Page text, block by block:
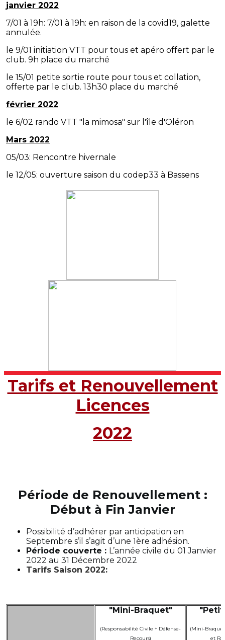
janvier 2022
7/01 à 19h: 7/01 à 19h: en raison de la covid19, galette
annulée.
le 9/01 initiation VTT pour tous et apéro offert par le
club. 9h place du marché
le 15/01 petite sortie route pour tous et collation,
offerte par le club. 13h30 place du marché
février 2022
le 6/02 rando VTT "la mimosa" sur l'île d'Oléron
Mars 2022
05/03: Rencontre hivernale
le 12/05: ouverture saison du codep33 à Bassens
Tarifs et Renouvellement
Licences
2022
Période de Renouvellement :
Début à Fin Janvier
Possibilité d’adhérer par anticipation en
Septembre s’il s’agit d’une 1ère adhésion.
Période couverte : L’année civile du 01 Janvier
2022 au 31 Décembre 2022
Tarifs Saison 2022:
"Mini-Braquet"
(Responsabilité Civile + Défense-
Recours)
(Mini-
et